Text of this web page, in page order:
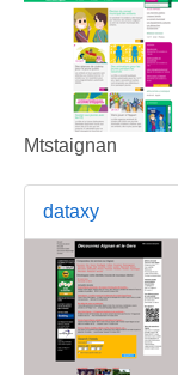
Mtstaignan
dataxy